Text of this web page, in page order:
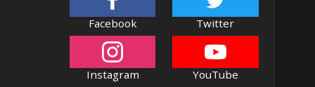
Facebook Twitter
Instagram YouTube